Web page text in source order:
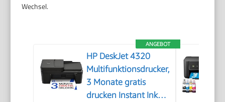
Wechsel.
ANGEBOT
HP DeskJet 4320
Multifunktionsdrucker,
3 Monate gratis
drucken Instant Ink